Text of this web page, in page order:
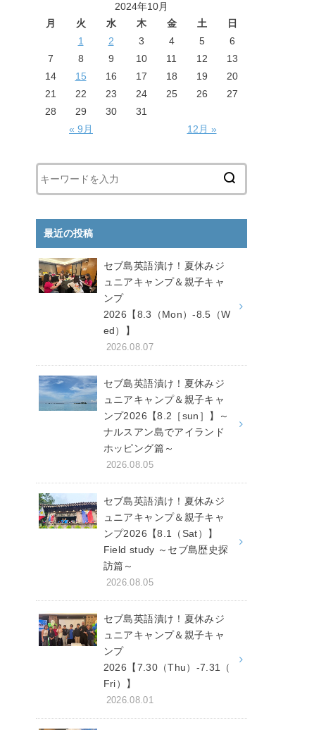
2024年10月
月
火 水 木 金 土 日
« 9月 12月 »
1 2 3 4 5
6
7
8 9 10 11 12
13
14
15 16 17 18 19
20
21
22 23 24 25 26
27
28
29 30 31
最近の投稿
セブ島英語漬け！夏休みジ
ュニアキャンプ＆親子キャ
ンプ
2026【8.3（Mon）-8.5（W
ed）】
2026.08.07
セブ島英語漬け！夏休みジ
ュニアキャンプ＆親子キャ
ンプ2026【8.2［sun］】～
ナルスアン島でアイランド
ホッピング篇～
2026.08.05
セブ島英語漬け！夏休みジ
ュニアキャンプ＆親子キャ
ンプ2026【8.1（Sat）】
Field study ～セブ島歴史探
訪篇～
2026.08.05
セブ島英語漬け！夏休みジ
ュニアキャンプ＆親子キャ
ンプ
2026【7.30（Thu）-7.31（
Fri）】
2026.08.01